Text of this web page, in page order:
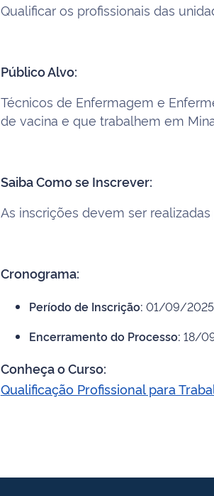
Qualificar os profissionais das
Público Alvo:
Técnicos de Enfermagem e
de vacina e que trabalhem em
Saiba Como se Inscrever:
As inscrições devem ser
Cronograma:
Período de Inscrição: 01/09/
Encerramento do Processo: 18/
Conheça o Curso:
Qualificação Profissional para